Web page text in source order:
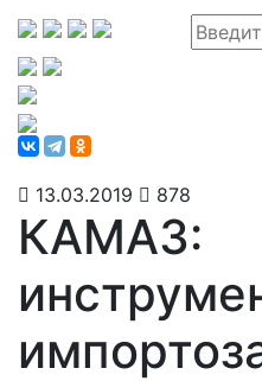
13.03.2019 878
КАМАЗ: